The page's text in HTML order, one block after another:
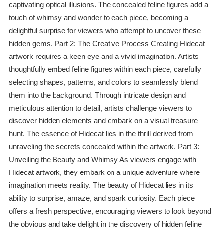
captivating optical illusions. The concealed feline figures add a
touch of whimsy and wonder to each piece, becoming a
delightful surprise for viewers who attempt to uncover these
hidden gems. Part 2: The Creative Process Creating Hidecat
artwork requires a keen eye and a vivid imagination. Artists
thoughtfully embed feline figures within each piece, carefully
selecting shapes, patterns, and colors to seamlessly blend
them into the background. Through intricate design and
meticulous attention to detail, artists challenge viewers to
discover hidden elements and embark on a visual treasure
hunt. The essence of Hidecat lies in the thrill derived from
unraveling the secrets concealed within the artwork. Part 3:
Unveiling the Beauty and Whimsy As viewers engage with
Hidecat artwork, they embark on a unique adventure where
imagination meets reality. The beauty of Hidecat lies in its
ability to surprise, amaze, and spark curiosity. Each piece
offers a fresh perspective, encouraging viewers to look beyond
the obvious and take delight in the discovery of hidden feline